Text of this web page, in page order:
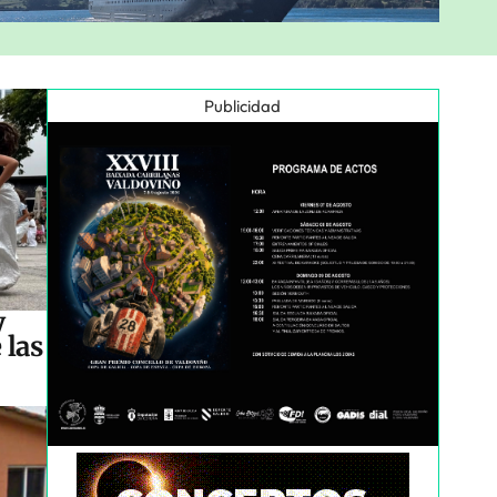
las
Publicidad